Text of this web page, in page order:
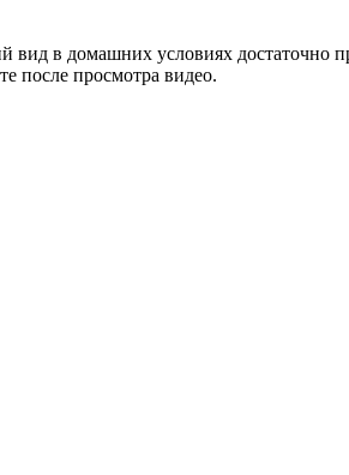
вид в домашних условиях достаточно
после просмотра видео.